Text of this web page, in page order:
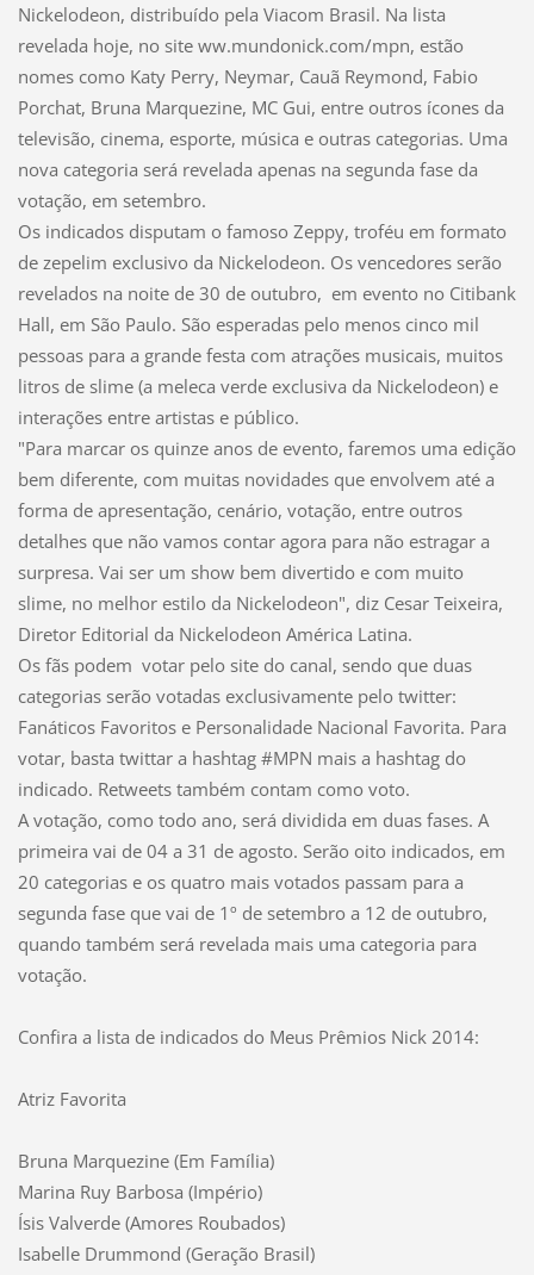
Nickelodeon, distribuído pela Viacom Brasil. Na lista
revelada hoje, no site ww.mundonick.com/mpn, estão
nomes como Katy Perry, Neymar, Cauã Reymond, Fabio
Porchat, Bruna Marquezine, MC Gui, entre outros ícones da
televisão, cinema, esporte, música e outras categorias. Uma
nova categoria será revelada apenas na segunda fase da
votação, em setembro.
Os indicados disputam o famoso Zeppy, troféu em formato
de zepelim exclusivo da Nickelodeon. Os vencedores serão
revelados na noite de 30 de outubro, em evento no Citibank
Hall, em São Paulo. São esperadas pelo menos cinco mil
pessoas para a grande festa com atrações musicais, muitos
litros de slime (a meleca verde exclusiva da Nickelodeon) e
interações entre artistas e público.
"Para marcar os quinze anos de evento, faremos uma edição
bem diferente, com muitas novidades que envolvem até a
forma de apresentação, cenário, votação, entre outros
detalhes que não vamos contar agora para não estragar a
surpresa. Vai ser um show bem divertido e com muito
slime, no melhor estilo da Nickelodeon", diz Cesar Teixeira,
Diretor Editorial da Nickelodeon América Latina.
Os fãs podem votar pelo site do canal, sendo que duas
categorias serão votadas exclusivamente pelo twitter:
Fanáticos Favoritos e Personalidade Nacional Favorita. Para
votar, basta twittar a hashtag #MPN mais a hashtag do
indicado. Retweets também contam como voto.
A votação, como todo ano, será dividida em duas fases. A
primeira vai de 04 a 31 de agosto. Serão oito indicados, em
20 categorias e os quatro mais votados passam para a
segunda fase que vai de 1º de setembro a 12 de outubro,
quando também será revelada mais uma categoria para
votação.
Confira a lista de indicados do Meus Prêmios Nick 2014:
Atriz Favorita
Bruna Marquezine (Em Família)
Marina Ruy Barbosa (Império)
Ísis Valverde (Amores Roubados)
Isabelle Drummond (Geração Brasil)